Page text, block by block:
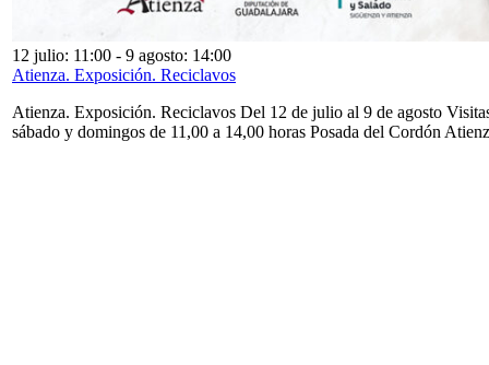
12 julio: 11:00 - 9 agosto: 14:00
Atienza. Exposición. Reciclavos
Atienza. Exposición. Reciclavos Del 12 de julio al 9 de agosto
sábado y domingos de 11,00 a 14,00 horas Posada del Cordón